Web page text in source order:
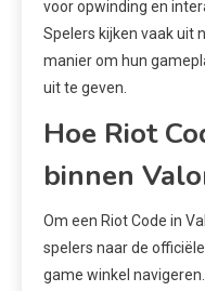
voor opwinding en
Spelers kijken vaak uit
manier om hun
uit te geven.
Hoe Riot
binnen
Om een Riot Code in
spelers naar de
game winkel